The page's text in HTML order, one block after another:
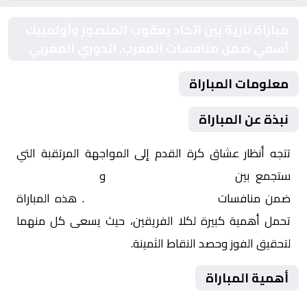
معلومات المباراة
نبذة عن المباراة
تتجه أنظار عشاق كرة القدم إلى المواجهة المرتقبة التي
ستجمع بين
و
ضمن منافسات
. هذه المباراة
تحمل أهمية كبيرة لكلا الفريقين، حيث يسعى كل منهما
لتحقيق الفوز وحصد النقاط الثمينة.
أهمية المباراة